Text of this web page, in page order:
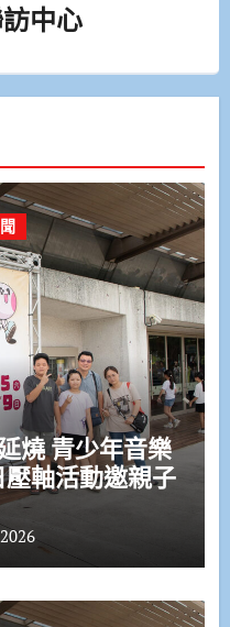
中心
燒 青少年音樂
軸活動邀親子